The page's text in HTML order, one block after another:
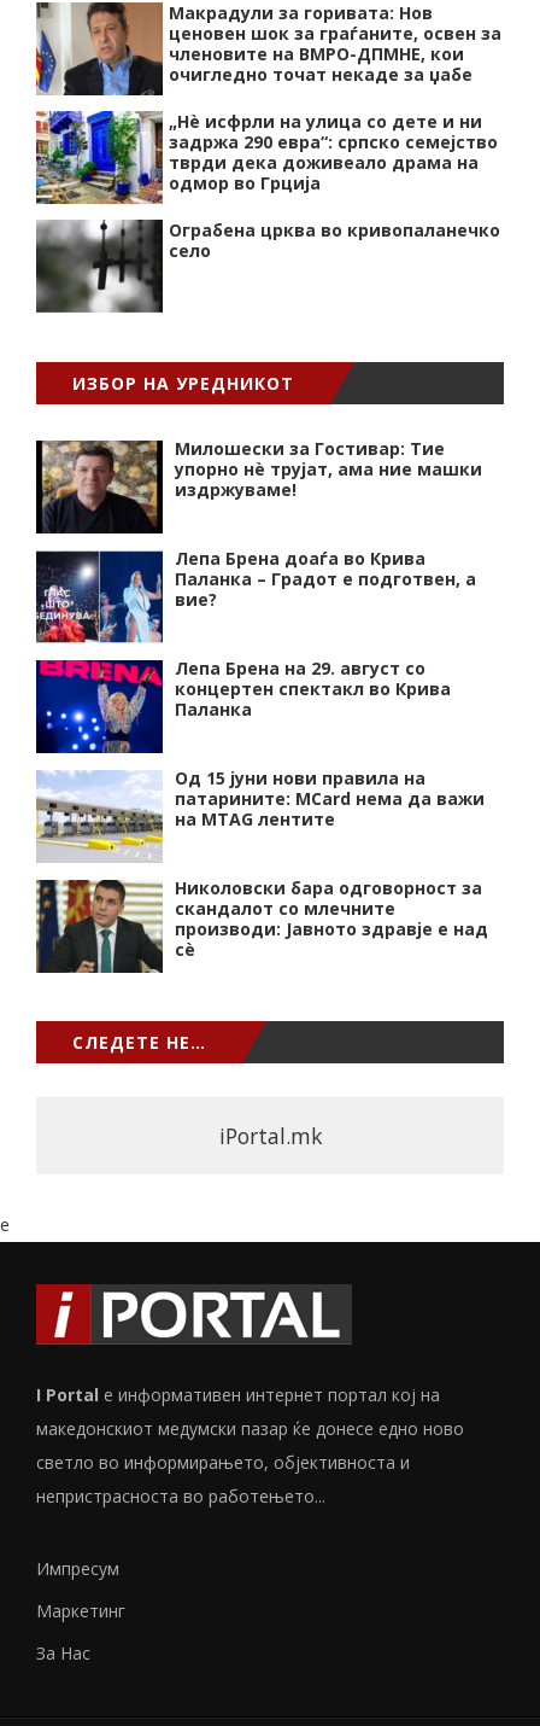
Макрадули за горивата: Нов
ценовен шок за граѓаните, освен за
членовите на ВМРО-ДПМНЕ, кои
очигледно точат некаде за џабе
„Нѐ исфрли на улица со дете и ни
задржа 290 евра“: српско семејство
тврди дека доживеало драма на
одмор во Грција
Ограбена црква во кривопаланечко
село
ИЗБОР НА УРЕДНИКОТ
Милошески за Гостивар: Тие
упорно нѐ трујат, ама ние машки
издржуваме!
Лепа Брена доаѓа во Крива
Паланка – Градот е подготвен, а
вие?
Лепа Брена на 29. август со
концертен спектакл во Крива
Паланка
Од 15 јуни нови правила на
патарините: MCard нема да важи
на MTAG лентите
Николовски бара одговорност за
скандалот со млечните
производи: Јавното здравје е над
сѐ
СЛЕДЕТЕ НЕ…
iPortal.mk
e
I Portal е информативен интернет портал кој на
македонскиот медумски пазар ќе донесе едно ново
светло во информирањето, објективноста и
непристрасноста во работењето...
Импресум
Маркетинг
За Нас